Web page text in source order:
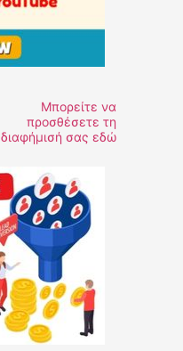
Μπορείτε να
προσθέσετε τη
διαφήμισή σας εδώ